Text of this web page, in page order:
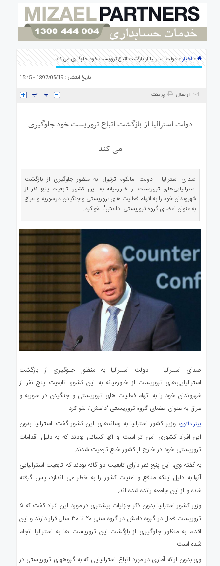
استرالیا
ارتباط» اخبار» دولت استرالیا از بازگشت اتباع تروریست خود جلوگیری می کند
تاریخ انتشار : 1397/05/19 - 15:45
ارسال پرینت
دولت استرالیا از بازگشت اتباع تروریست خود جلوگیری
می کند
صدای استرالیا - دولت 'مالکوم ترنبول' به منظور جلوگیری از بازگشت
استرالیایی‌های تروریست از خاورمیانه به این کشور، تابعیت پنج نفر از
شهروندان خود را به اتهام فعالیت های تروریستی و جنگیدن در سوریه و عراق
به عنوان اعضای گروه تروریستی 'داعش'، لغو کرد.
صدای استرالیا – دولت استرالیا به منظور جلوگیری از بازگشت
استرالیایی‌های تروریست از خاورمیانه به این کشور، تابعیت پنج نفر از
شهروندان خود را به اتهام فعالیت های تروریستی و جنگیدن در سوریه و
عراق به عنوان اعضای گروه تروریستی ‘داعش’، لغو کرد.
پیتر داتون، وزیر کشور استرالیا به رسانه‌های این کشور گفت: استرالیا بدون
این افراد کشوری امن تر است و آنها کسانی بودند که به دلیل اقدامات
تروریستی خود در خارج از کشور خلع تابعیت شدند.
به گفته وی، این پنج نفر دارای تابعیت دو گانه بودند که تابعیت استرالیایی
آنها به دلیل اینکه منافع و امنیت کشور را به خطر می اندازد، پس گرفته
شده و از این جامعه رانده شده اند.
وزیر کشور استرالیا بدون ذکر جزئیات بیشتری در مورد این افراد گفت که ۵
تروریست فعال در گروه داعش در گروه سنی ۲۰ تا ۳۰ سال قرار دارند و این
اقدام به منظور جلوگیری از بازگشت این تروریست ها به استرالیا انجام
شده است.
وی بدون ارائه آماری در مورد اتباع استرالیایی که به گروههای تروریستی در